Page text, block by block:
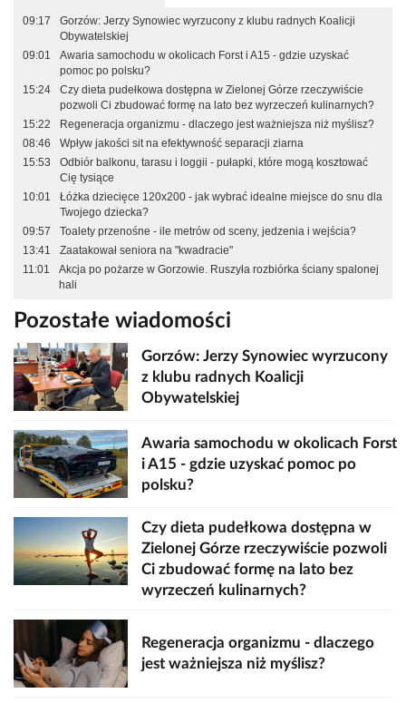
09:17
Gorzów: Jerzy Synowiec wyrzucony z klubu radnych Koalicji
Obywatelskiej
09:01
Awaria samochodu w okolicach Forst i A15 - gdzie uzyskać
pomoc po polsku?
15:24
Czy dieta pudełkowa dostępna w Zielonej Górze rzeczywiście
pozwoli Ci zbudować formę na lato bez wyrzeczeń kulinarnych?
15:22
Regeneracja organizmu - dlaczego jest ważniejsza niż myślisz?
08:46
Wpływ jakości sit na efektywność separacji ziarna
15:53
Odbiór balkonu, tarasu i loggii - pułapki, które mogą kosztować
Cię tysiące
10:01
Łóżka dziecięce 120x200 - jak wybrać idealne miejsce do snu dla
Twojego dziecka?
09:57
Toalety przenośne - ile metrów od sceny, jedzenia i wejścia?
13:41
Zaatakował seniora na "kwadracie"
11:01
Akcja po pożarze w Gorzowie. Ruszyła rozbiórka ściany spalonej
hali
Pozostałe wiadomości
Gorzów: Jerzy Synowiec wyrzucony
z klubu radnych Koalicji
Obywatelskiej
Awaria samochodu w okolicach Forst
i A15 - gdzie uzyskać pomoc po
polsku?
Czy dieta pudełkowa dostępna w
Zielonej Górze rzeczywiście pozwoli
Ci zbudować formę na lato bez
wyrzeczeń kulinarnych?
Regeneracja organizmu - dlaczego
jest ważniejsza niż myślisz?